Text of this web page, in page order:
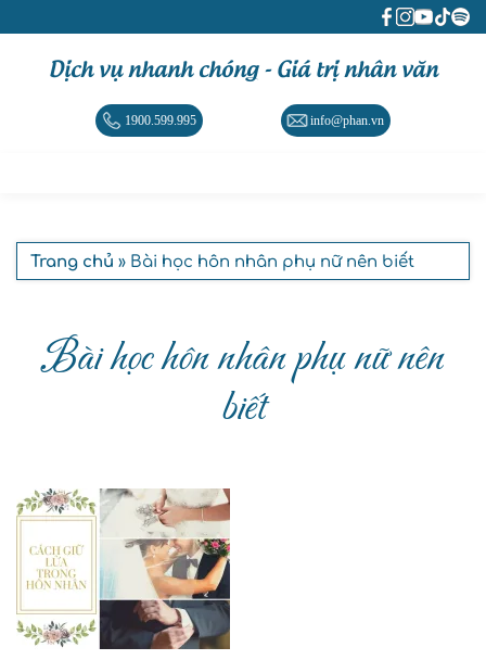
Dịch vụ nhanh chóng - Giá trị nhân văn
1900.599.995 info@phan.vn
Trang chủ » Bài học hôn nhân phụ nữ nên biết
Bài học hôn nhân phụ nữ nên
biết